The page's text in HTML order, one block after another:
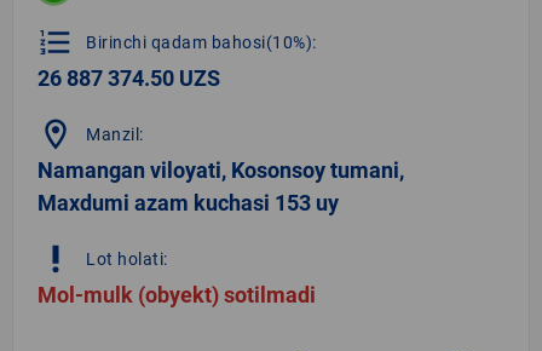
format_list_numbered Birinchi qadam bahosi(10%):
26 887 374.50 UZS
location_on Manzil:
Namangan viloyati, Kosonsoy tumani,
Maxdumi azam kuchasi 153 uy
priority_high Lot holati:
Mol-mulk (obyekt) sotilmadi